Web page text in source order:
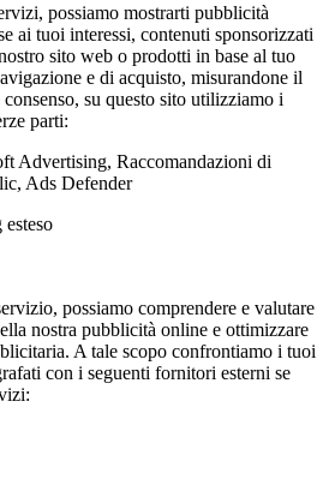
possiamo mostrarti pubblicità
ai tuoi interessi, contenuti sponsorizzati
sito web o prodotti in base al tuo
e di acquisto, misurandone il
su questo sito utilizziamo i
parti:
Advertising, Raccomandazioni di
Ads Defender
possiamo comprendere e valutare
nostra pubblicità online e ottimizzare
A tale scopo confrontiamo i tuoi
con i seguenti fornitori esterni se